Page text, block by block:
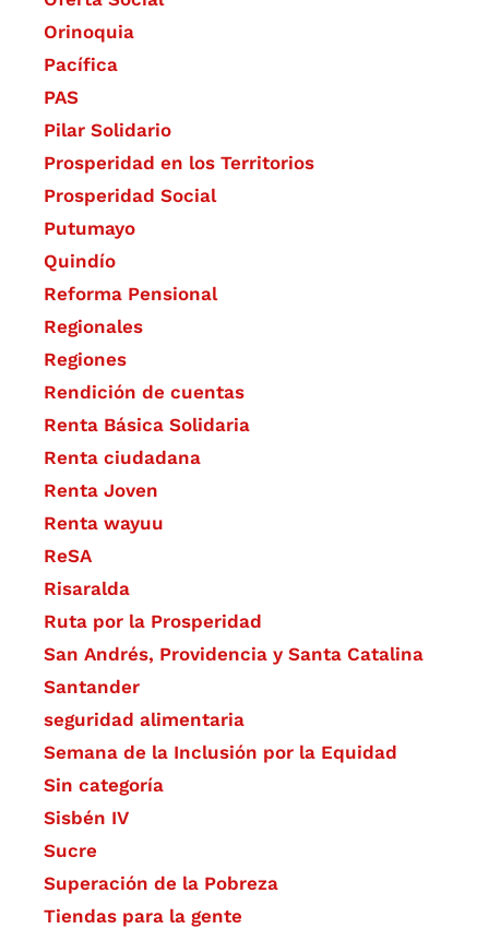
Orinoquia
Pacífica
PAS
Pilar Solidario
Prosperidad en los Territorios
Prosperidad Social
Putumayo
Quindío
Reforma Pensional
Regionales
Regiones
Rendición de cuentas
Renta Básica Solidaria
Renta ciudadana
Renta Joven
Renta wayuu
ReSA
Risaralda
Ruta por la Prosperidad
San Andrés, Providencia y Santa Catalina
Santander
seguridad alimentaria
Semana de la Inclusión por la Equidad
Sin categoría
Sisbén IV
Sucre
Superación de la Pobreza
Tiendas para la gente